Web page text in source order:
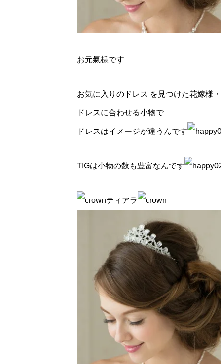
お元氣様です
お気に入りのドレス を見つけた花嫁様
ドレスに合わせる小物で
ドレスはイメージが違うんです
TIGは小物の数も豊富なんです
ティアラ